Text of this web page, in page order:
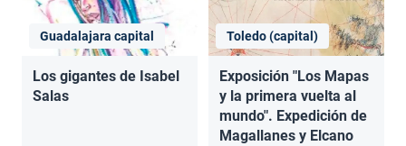
Guadalajara capital
Los gigantes de Isabel
Salas
Toledo (capital)
Exposición "Los Mapas
y la primera vuelta al
mundo". Expedición de
Magallanes y Elcano